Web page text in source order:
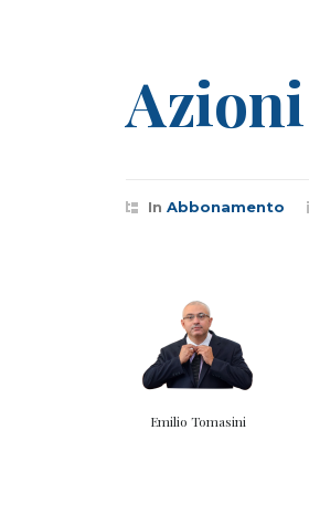
In Abbonamento
Emilio Tomasini